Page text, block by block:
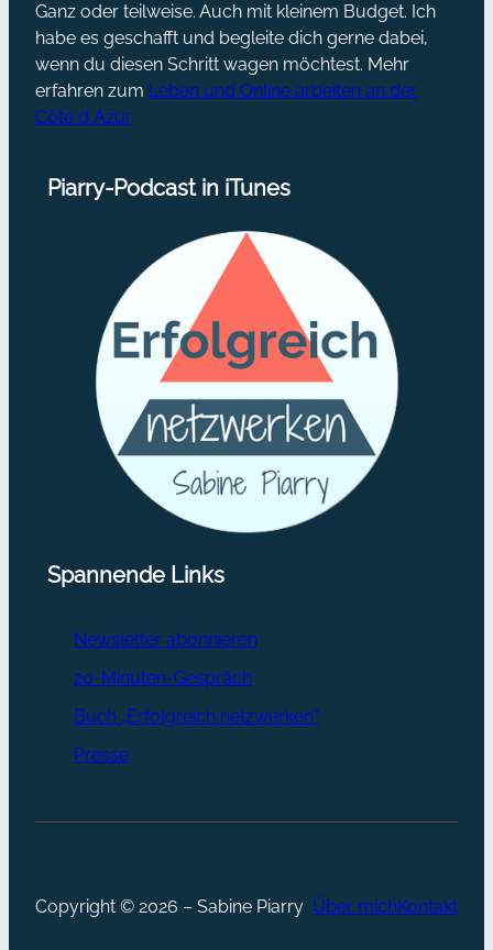
Ganz oder teilweise. Auch mit kleinem Budget. Ich
habe es geschafft und begleite dich gerne dabei,
wenn du diesen Schritt wagen möchtest. Mehr
erfahren zum Leben und Online arbeiten an der
Côte d´Azur
Piarry-Podcast in iTunes
Spannende Links
Newsletter abonnieren
20-Minuten-Gespräch
Buch „Erfolgreich netzwerken“
Presse
Copyright © 2026 – Sabine Piarry Über michKontakt